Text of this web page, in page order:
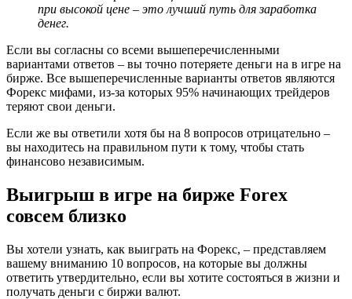
при высокой цене – это лучший путь для заработка
денег.
Если вы согласны со всеми вышеперечисленными
вариантами ответов – вы точно потеряете деньги на в игре на
бирже. Все вышеперечисленные варианты ответов являются
Форекс мифами, из-за которых 95% начинающих трейдеров
теряют свои деньги.
Если же вы ответили хотя бы на 8 вопросов отрицательно –
вы находитесь на правильном пути к тому, чтобы стать
финансово независимым.
Выигрыш в игре на бирже Forex
совсем близко
Вы хотели узнать, как выиграть на Форекс, – представляем
вашему вниманию 10 вопросов, на которые вы должны
ответить утвердительно, если вы хотите состояться в жизни и
получать деньги с биржи валют.